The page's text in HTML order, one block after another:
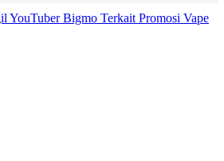
YouTuber Bigmo Terkait Promosi Vape